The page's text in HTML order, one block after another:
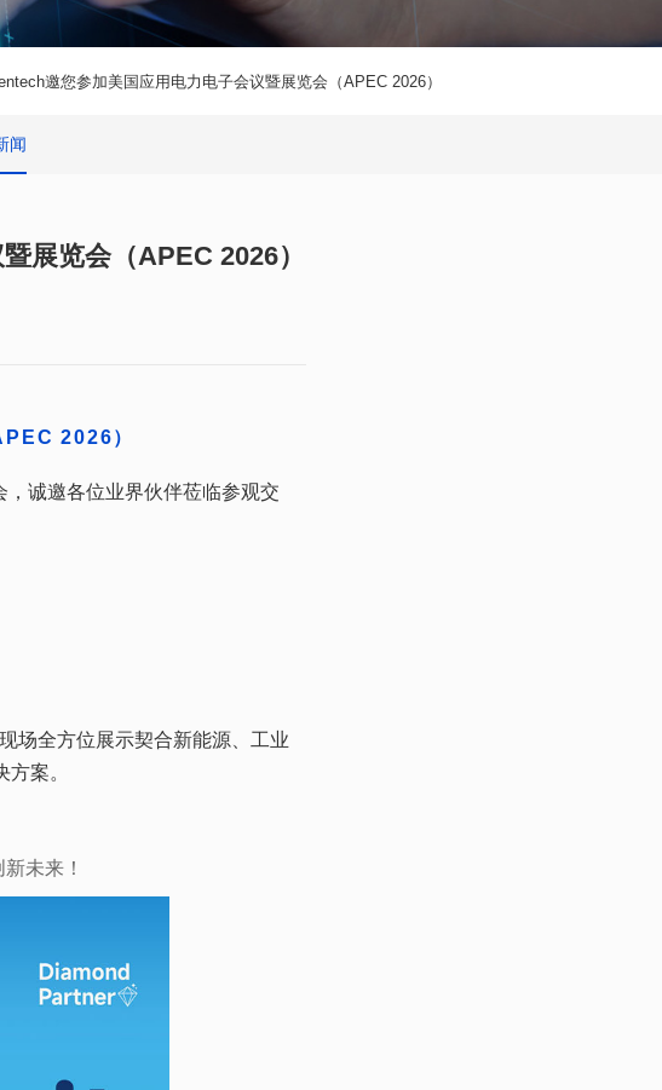
邀您参加美国应用电力电子会议暨展览会（APEC 2026）
闻
展览会（APEC 2026）
2026）
案。
未来！